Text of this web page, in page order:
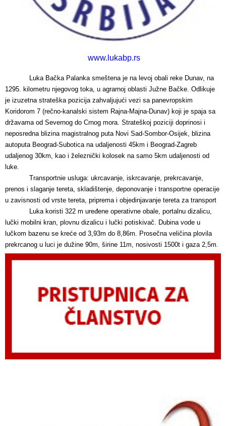
Fotografije
Događaji
Skupština udruženja
Siva ekonomija
Savetnici
Marketing
Zastupanje i posredovanje
Fakultet tehničkih nauka Novi Sad
Skupovi i konferencije
www.lukabp.rs
Luka Bačka Palanka smeštena je na levoj obali reke Dunav, na
1295. kilometru njegovog toka, u agrarnoj oblasti Južne Bačke. Odlikuje
je izuzetna strateška pozicija zahvaljujući vezi sa panevropskim
Koridorom 7 (rečno-kanalski sistem Rajna-Majna-Dunav) koji je spaja sa
državama od Severnog do Crnog mora. Strateškoj poziciji doprinosi i
neposredna blizina magistralnog puta Novi Sad-Sombor-Osijek, blizina
autoputa Beograd-Subotica na udaljenosti 45km i Beograd-Zagreb
udaljenog 30km, kao i železnički kolosek na samo 5km udaljenosti od
luke.
Transportnie usluga: ukrcavanje, iskrcavanje, prekrcavanje,
prenos i slaganje tereta, skladištenje, deponovanje i transportne operacije
u zavisnosti od vrste tereta, priprema i objedinjavanje tereta za transport
Luka koristi 322 m uređene operativne obale, portalnu dizalicu,
lučki mobilni kran, plovnu dizalicu i lučki potiskivač. Dubina vode u
lučkom bazenu se kreće od 3,93m do 8,86m. Prosečna veličina plovila
prekrcanog u luci je dužine 90m, širine 11m, nosivosti 1500t i gaza 2,5m.